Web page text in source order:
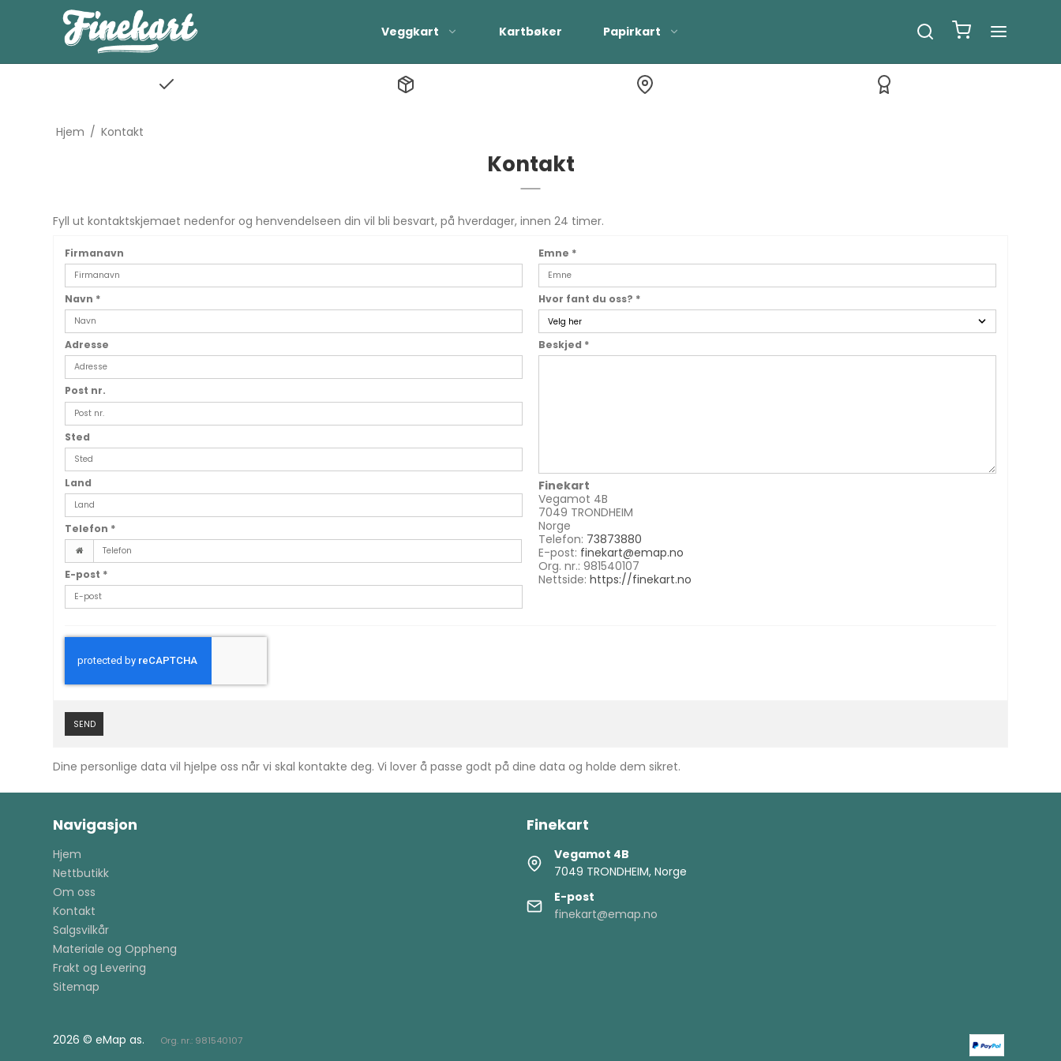
Veggkart Kartbøker Papirkart
Hjem / Kontakt
Kontakt
Fyll ut kontaktskjemaet nedenfor og henvendelseen din vil bli besvart, på hverdager, innen 24 timer.
Firmanavn
Navn *
Adresse
Post nr.
Sted
Land
Telefon *
E-post *
Emne *
Hvor fant du oss? *
Beskjed *
Finekart
Vegamot 4B
7049 TRONDHEIM
Norge
Telefon: 73873880
E-post: finekart@emap.no
Org. nr.: 981540107
Nettside: https://finekart.no
SEND
Dine personlige data vil hjelpe oss når vi skal kontakte deg. Vi lover å passe godt på dine data og holde dem sikret.
Navigasjon
Hjem
Nettbutikk
Om oss
Kontakt
Salgsvilkår
Materiale og Oppheng
Frakt og Levering
Sitemap
Finekart
Vegamot 4B
7049 TRONDHEIM, Norge
E-post
finekart@emap.no
2026 © eMap as. Org. nr.: 981540107